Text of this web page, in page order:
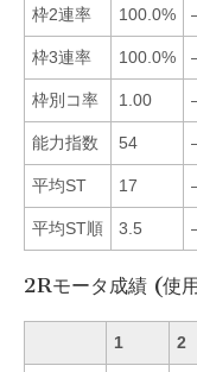
枠2連率 100.0%
枠3連率 100.0%
枠別コ率 1.00
能力指数 54
平均ST 17
平均ST順 3.5
2Rモータ成績 (使
1 2